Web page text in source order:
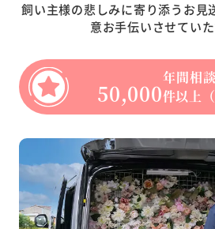
飼い主様の悲しみに寄り添うお見
意お手伝いさせてい
年間相
50,000件以上